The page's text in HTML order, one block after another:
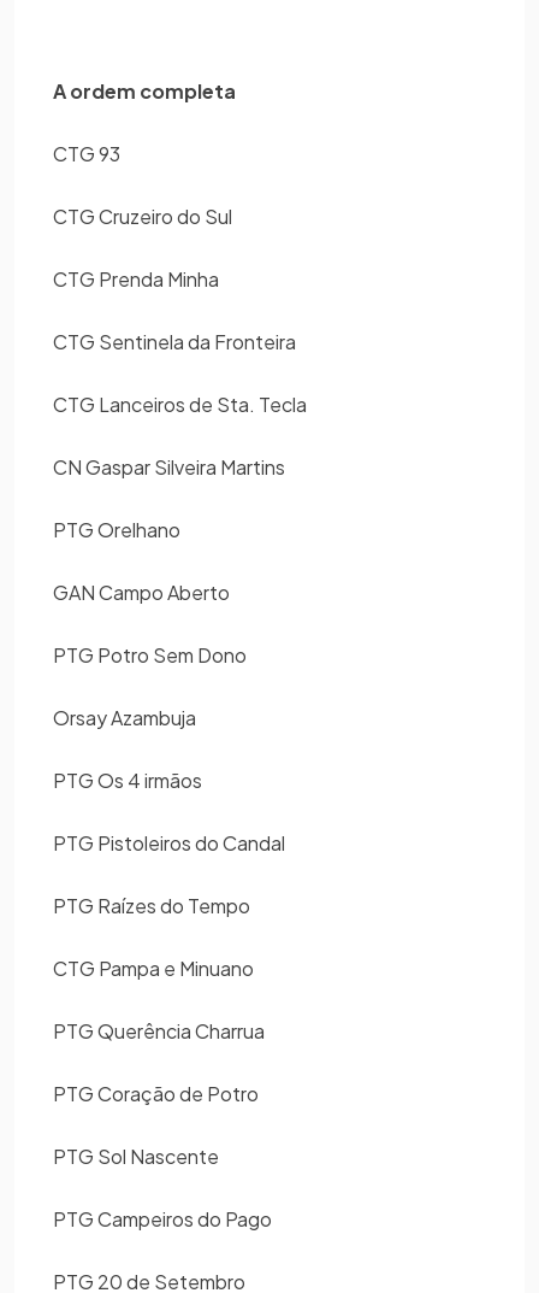
A ordem completa
CTG 93
CTG Cruzeiro do Sul
CTG Prenda Minha
CTG Sentinela da Fronteira
CTG Lanceiros de Sta. Tecla
CN Gaspar Silveira Martins
PTG Orelhano
GAN Campo Aberto
PTG Potro Sem Dono
Orsay Azambuja
PTG Os 4 irmãos
PTG Pistoleiros do Candal
PTG Raízes do Tempo
CTG Pampa e Minuano
PTG Querência Charrua
PTG Coração de Potro
PTG Sol Nascente
PTG Campeiros do Pago
PTG 20 de Setembro